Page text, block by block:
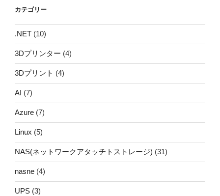
ブ
カテゴリー
.NET (10)
3Dプリンター (4)
3Dプリント (4)
AI (7)
Azure (7)
Linux (5)
NAS(ネットワークアタッチトストレージ) (31)
nasne (4)
UPS (3)